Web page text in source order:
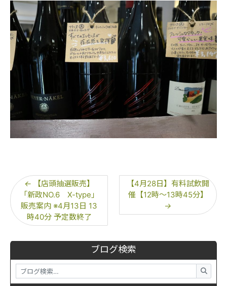
ブログ検索
← 【店頭抽選販売】
「新政NO.6 X-type」
販売案内 ※4月13日 13
時40分 予定数終了
【4月28日】有料試飲開
催【12時～13時45分】
→